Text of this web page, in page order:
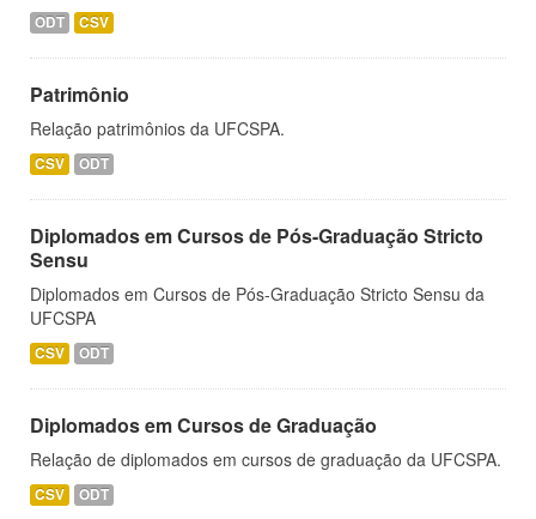
ODT CSV
Patrimônio
Relação patrimônios da UFCSPA.
CSV ODT
Diplomados em Cursos de Pós-Graduação Stricto
Sensu
Diplomados em Cursos de Pós-Graduação Stricto Sensu da
UFCSPA
CSV ODT
Diplomados em Cursos de Graduação
Relação de diplomados em cursos de graduação da UFCSPA.
CSV ODT